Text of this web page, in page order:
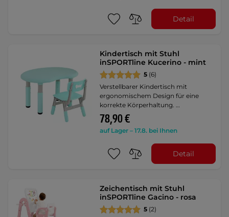
Detail
Kindertisch mit Stuhl
inSPORTline Kucerino - mint
5 (6)
Verstellbarer Kindertisch mit
ergonomischem Design für eine
korrekte Körperhaltung. …
78,90 €
auf Lager – 17.8. bei Ihnen
Detail
Zeichentisch mit Stuhl
inSPORTline Gacino - rosa
5 (2)